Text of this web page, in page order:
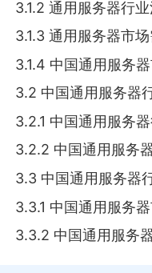
3.1.2 通用服务器行
3.1.3 通用服务器市
3.1.4 中国通用服务
3.2 中国通用服务器
3.2.1 中国通用服务
3.2.2 中国通用服务
3.3 中国通用服务器
3.3.1 中国通用服务
3.3.2 中国通用服务